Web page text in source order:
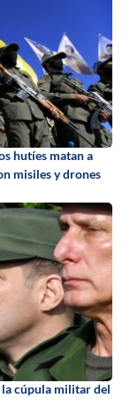
hutíes matan a
misiles y drones
cúpula militar del